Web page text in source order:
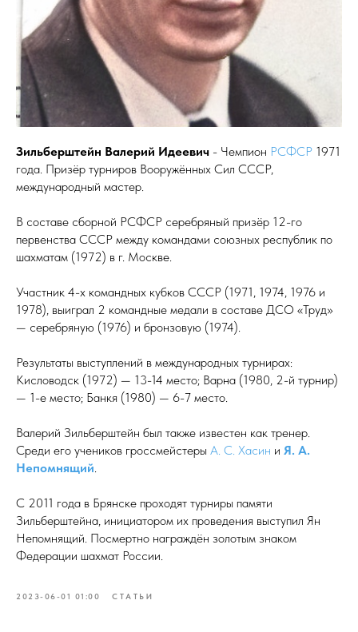
Зильберштейн Валерий Идеевич - Чемпион РСФСР 1971
года. Призёр турниров Вооружённых Сил СССР,
международный мастер.
В составе сборной РСФСР серебряный призёр 12-го
первенства СССР между командами союзных республик по
шахматам (1972) в г. Москве.
Участник 4-х командных кубков СССР (1971, 1974, 1976 и
1978), выиграл 2 командные медали в составе ДСО «Труд»
— серебряную (1976) и бронзовую (1974).
Результаты выступлений в международных турнирах:
Кисловодск (1972) — 13-14 место; Варна (1980, 2-й турнир)
— 1-е место; Банкя (1980) — 6-7 место.
Валерий Зильберштейн был также известен как тренер.
Среди его учеников гроссмейстеры А. С. Хасин и Я. А.
Непомнящий.
С 2011 года в Брянске проходят турниры памяти
Зильберштейна, инициатором их проведения выступил Ян
Непомнящий. Посмертно награждён золотым знаком
Федерации шахмат России.
2023-06-01 01:00 СТАТЬИ